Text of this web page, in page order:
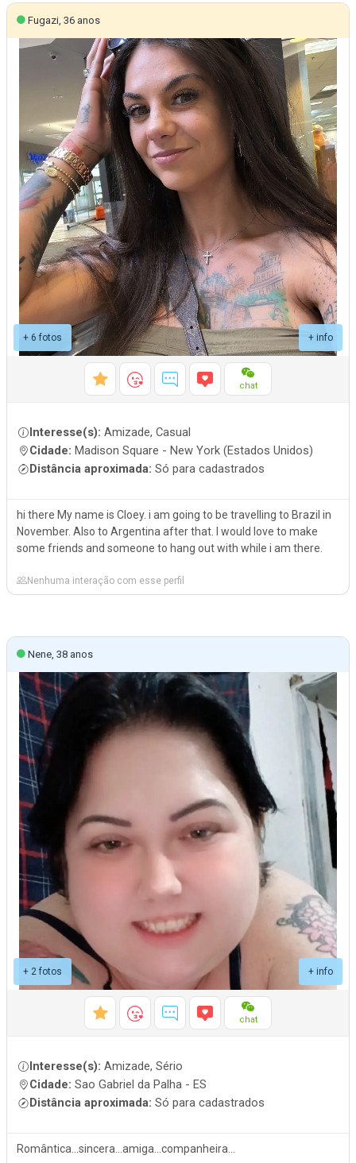
Fugazi, 36 anos
+ 6 fotos + info
chat
Interesse(s): Amizade, Casual
Cidade: Madison Square - New York (Estados Unidos)
Distância aproximada: Só para cadastrados
hi there My name is Cloey. i am going to be travelling to Brazil in
November. Also to Argentina after that. I would love to make
some friends and someone to hang out with while i am there.
Nenhuma interação com esse perfil
Nene, 38 anos
+ 2 fotos + info
chat
Interesse(s): Amizade, Sério
Cidade: Sao Gabriel da Palha - ES
Distância aproximada: Só para cadastrados
Romântica...sincera...amiga...companheira...